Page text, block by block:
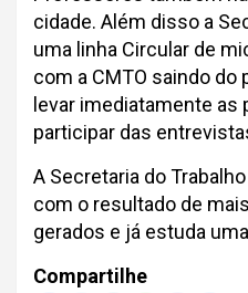
cidade. Além disso a
uma linha Circular de
com a CMTO saindo do
levar imediatamente as
participar das
A Secretaria do
com o resultado de
gerados e já estuda
Compartilhe